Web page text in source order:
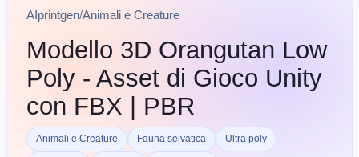
AIprintgen/Animali e Creature
Modello 3D Orangutan Low
Poly - Asset di Gioco Unity
con FBX | PBR
Animali e Creature Fauna selvatica Ultra poly